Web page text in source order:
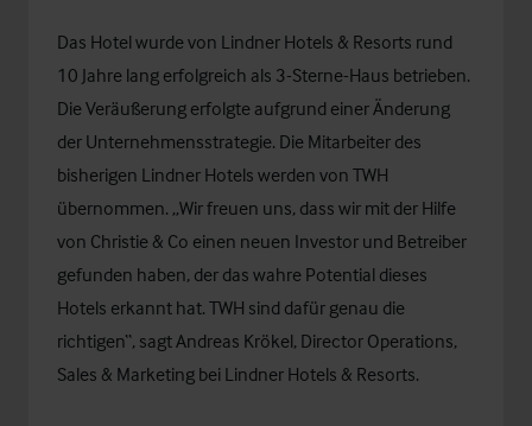
Das Hotel wurde von Lindner Hotels & Resorts rund
10 Jahre lang erfolgreich als 3-Sterne-Haus betrieben.
Die Veräußerung erfolgte aufgrund einer Änderung
der Unternehmensstrategie. Die Mitarbeiter des
bisherigen Lindner Hotels werden von TWH
übernommen. „Wir freuen uns, dass wir mit der Hilfe
von Christie & Co einen neuen Investor und Betreiber
gefunden haben, der das wahre Potential dieses
Hotels erkannt hat. TWH sind dafür genau die
richtigen“, sagt Andreas Krökel, Director Operations,
Sales & Marketing bei Lindner Hotels & Resorts.